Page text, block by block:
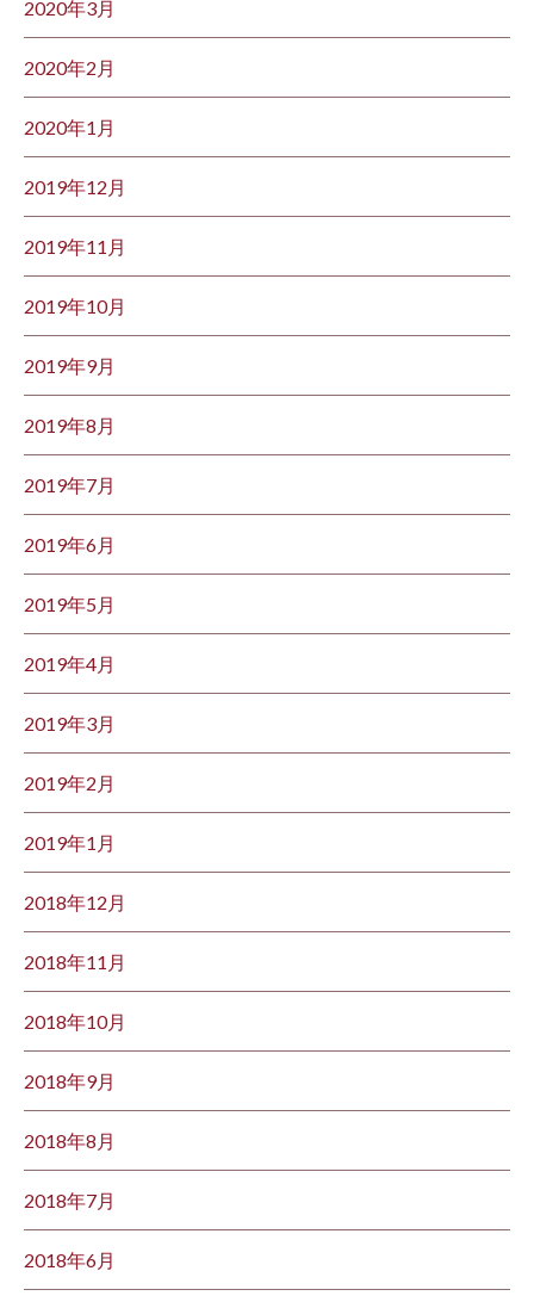
2020年3月
2020年2月
2020年1月
2019年12月
2019年11月
2019年10月
2019年9月
2019年8月
2019年7月
2019年6月
2019年5月
2019年4月
2019年3月
2019年2月
2019年1月
2018年12月
2018年11月
2018年10月
2018年9月
2018年8月
2018年7月
2018年6月